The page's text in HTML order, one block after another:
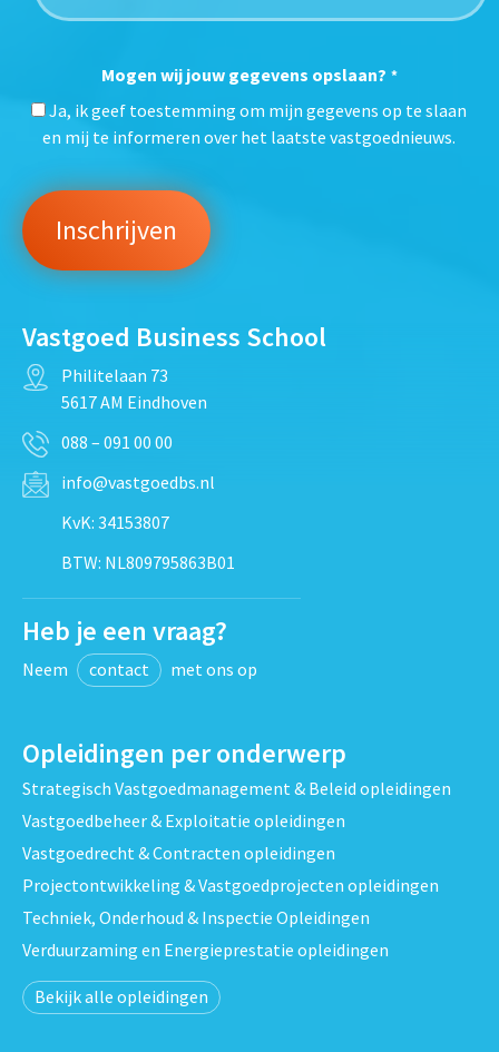
Mogen wij jouw gegevens opslaan? *
Ja, ik geef toestemming om mijn gegevens op te slaan
en mij te informeren over het laatste vastgoednieuws.
Vastgoed Business School
Philitelaan 73
5617 AM Eindhoven
088 – 091 00 00
info@vastgoedbs.nl
KvK: 34153807
BTW: NL809795863B01
Heb je een vraag?
Neem contact met ons op
Opleidingen per onderwerp
Strategisch Vastgoedmanagement & Beleid opleidingen
Vastgoedbeheer & Exploitatie opleidingen
Vastgoedrecht & Contracten opleidingen
Projectontwikkeling & Vastgoedprojecten opleidingen
Techniek, Onderhoud & Inspectie Opleidingen
Verduurzaming en Energieprestatie opleidingen
Bekijk alle opleidingen